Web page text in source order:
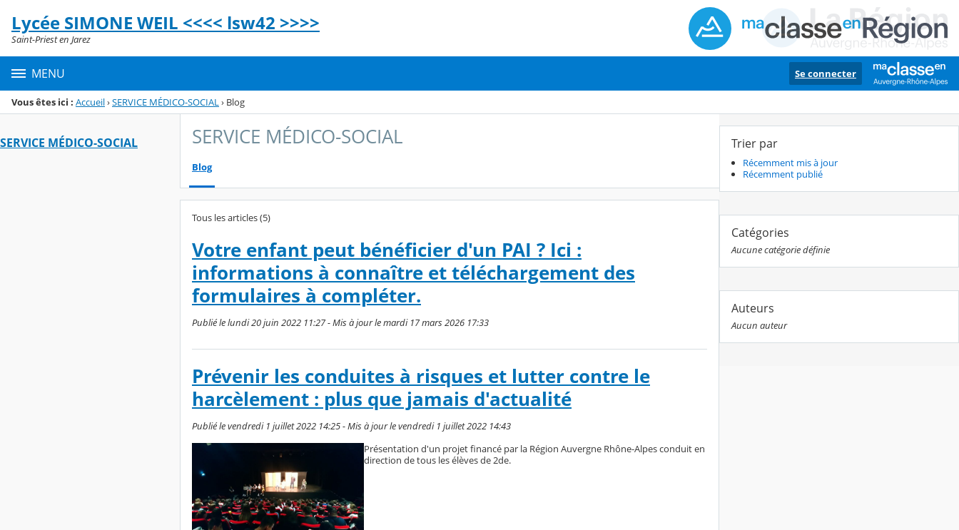
Menu de la rubrique
Contenu
Lycée SIMONE WEIL <<<< lsw42 >>>>
Saint-Priest en Jarez
MENU Se connecter
Vous êtes ici : Accueil›SERVICE MÉDICO-SOCIAL› Blog
SERVICE MÉDICO-SOCIAL SERVICE MÉDICO-SOCIAL
Blog
Tous les articles (5)
Votre enfant peut bénéficier d'un PAI ? Ici :
informations à connaître et téléchargement des
formulaires à compléter.
Publié le lundi 20 juin 2022 11:27 - Mis à jour le mardi 17 mars 2026 17:33
Prévenir les conduites à risques et lutter contre le
harcèlement : plus que jamais d'actualité
Publié le vendredi 1 juillet 2022 14:25 - Mis à jour le vendredi 1 juillet 2022 14:43
Présentation d'un projet financé par la Région Auvergne Rhône-Alpes conduit en
direction de tous les élèves de 2de.
Trier par
Récemment mis à jour
Récemment publié
Catégories
Aucune catégorie définie
Auteurs
Aucun auteur